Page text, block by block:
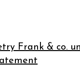
Frank & co.